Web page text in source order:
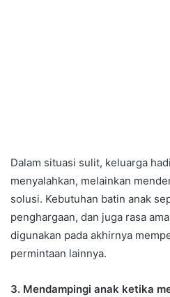
Dalam situasi sulit, keluarga
menyalahkan, melainkan
solusi. Kebutuhan batin anak
penghargaan, dan juga rasa
digunakan pada akhirnya
permintaan lainnya.
3. Mendampingi anak ketika